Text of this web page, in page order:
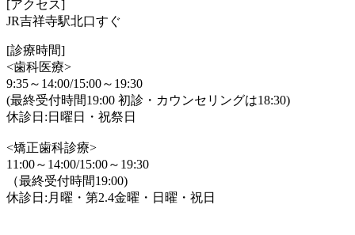
[アクセス]
JR吉祥寺駅北口すぐ
[診療時間]
<歯科医療>
9:35～14:00/15:00～19:30
(最終受付時間19:00 初診・カウンセリングは18:30)
休診日:日曜日・祝祭日
<矯正歯科診療>
11:00～14:00/15:00～19:30
（最終受付時間19:00)
休診日:月曜・第2.4金曜・日曜・祝日